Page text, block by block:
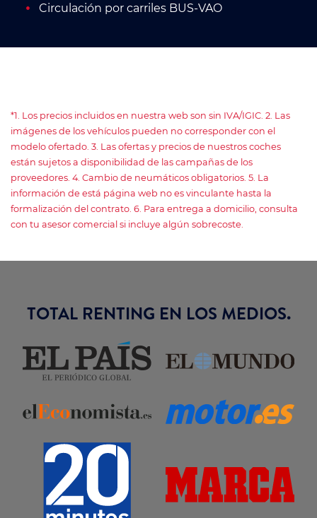
Circulación por carriles BUS-VAO
*1. Los precios incluidos en nuestra web son sin IVA/IGIC. 2. Las
imágenes de los vehículos pueden no corresponder con el
modelo ofertado. 3. Las ofertas y precios de nuestros coches
están sujetos a disponibilidad de las campañas de los
proveedores. 4. Cambio de neumáticos obligatorios. 5. La
información de está página web no es vinculante hasta la
formalización del contrato. 6. Para entrega a domicilio, consulta
con tu asesor comercial si incluye algún sobrecoste.
TOTAL RENTING EN LOS MEDIOS.